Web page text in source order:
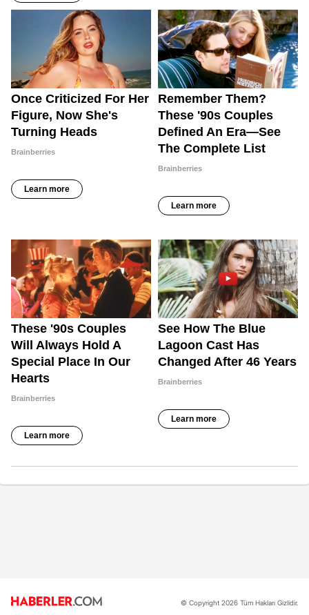
© Copyright 2026 Tüm Hakları Gizlidir.